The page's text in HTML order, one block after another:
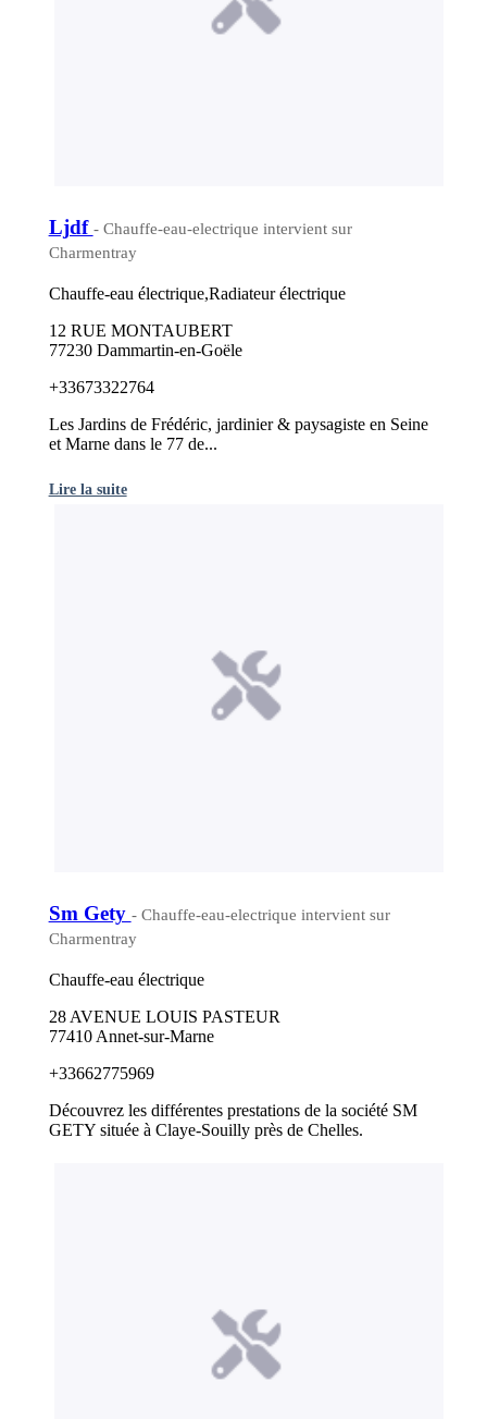
Ljdf - Chauffe-eau-electrique intervient sur
Charmentray
Chauffe-eau électrique,Radiateur électrique
12 RUE MONTAUBERT
77230 Dammartin-en-Goële
+33673322764
Les Jardins de Frédéric, jardinier & paysagiste en Seine
et Marne dans le 77 de...
Lire la suite
Sm Gety - Chauffe-eau-electrique intervient sur
Charmentray
Chauffe-eau électrique
28 AVENUE LOUIS PASTEUR
77410 Annet-sur-Marne
+33662775969
Découvrez les différentes prestations de la société SM
GETY située à Claye-Souilly près de Chelles.